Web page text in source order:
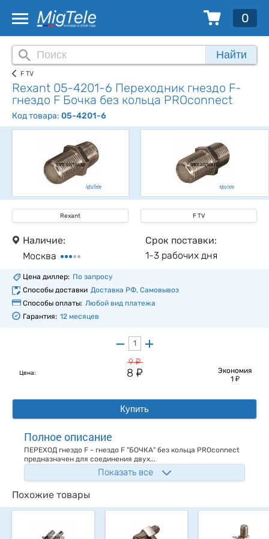
0
Найти
F TV
Rexant 05-4201-6 Переходник гнездо F-
гнездо F Бочка без кольца PROconnect
Код товара: 05-4201-6
Rexant F TV
Наличие:
Москва
Срок поставки:
1-3 рабочих дня
Цена диллер: По запросу
Способы доставки Доставка РФ, Самовывоз
Способы оплаты: Любой вид платежа
Гарантия: 12 месяцев
Цена:
9у
8 у
Экономия
1 у
Купить
Полное описание
ПЕРЕХОД гнездо F - гнездо F "БОЧКА" без кольца PROconnect
предназначен для соединения двух...
Показать все
Похожие товары